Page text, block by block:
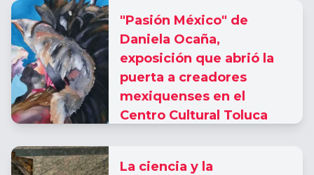
"Pasión México" de
Daniela Ocaña,
exposición que abrió la
puerta a creadores
mexiquenses en el
Centro Cultural Toluca
La ciencia y la